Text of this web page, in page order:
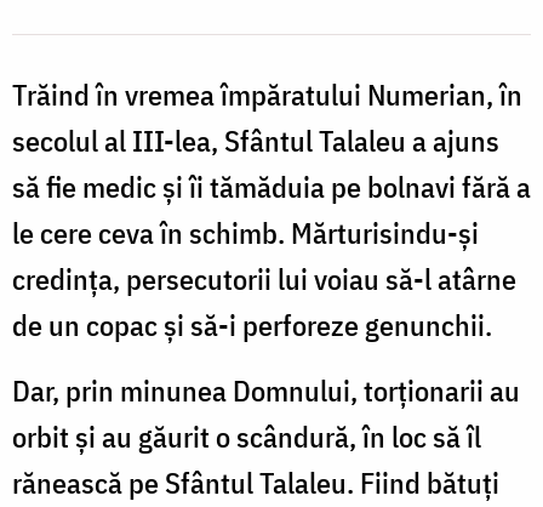
Trăind în vremea împăratului Numerian, în
secolul al III-lea, Sfântul Talaleu a ajuns
să fie medic și îi tămăduia pe bolnavi fără a
le cere ceva în schimb. Mărturisindu-și
credința, persecutorii lui voiau să-l atârne
de un copac și să-i perforeze genunchii.
Dar, prin minunea Domnului, torționarii au
orbit și au găurit o scândură, în loc să îl
rănească pe Sfântul Talaleu. Fiind bătuți